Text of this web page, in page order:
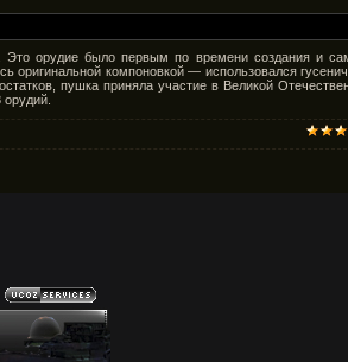
Это орудие было первым по времени создания и
оригинальной компоновкой — использовался
пушка приняла участие в Великой